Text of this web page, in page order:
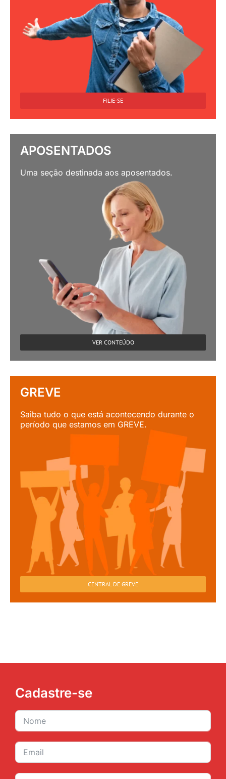
FILIE-SE
APOSENTADOS
Uma seção destinada aos aposentados.
VER CONTEÚDO
GREVE
Saiba tudo o que está acontecendo durante o
período que estamos em GREVE.
CENTRAL DE GREVE
Cadastre-se